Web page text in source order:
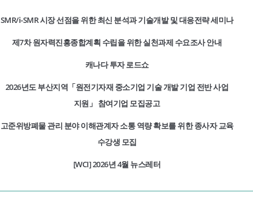
SMR/i-SMR 시장 선점을 위한 최신 분석과 기술개발 및 대응전략 세미나
제7차 원자력진흥종합계획 수립을 위한 실천과제 수요조사 안내
캐나다 투자 로드쇼
2026년도 부산지역「원전기자재 중소기업 기술 개발 기업 전반 사업
지원」 참여기업 모집공고
고준위방폐물 관리 분야 이해관계자 소통 역량 확보를 위한 종사자 교육
수강생 모집
[WCI] 2026년 4월 뉴스레터